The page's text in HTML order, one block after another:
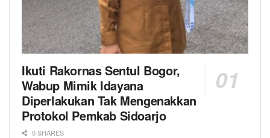
Ikuti Rakornas Sentul Bogor,
Wabup Mimik Idayana
Diperlakukan Tak Mengenakkan
Protokol Pemkab Sidoarjo
0 SHARES